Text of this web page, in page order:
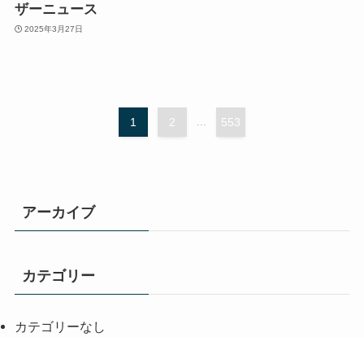
ザーニュース
2025年3月27日
1 2 553
アーカイブ
カテゴリー
カテゴリーなし